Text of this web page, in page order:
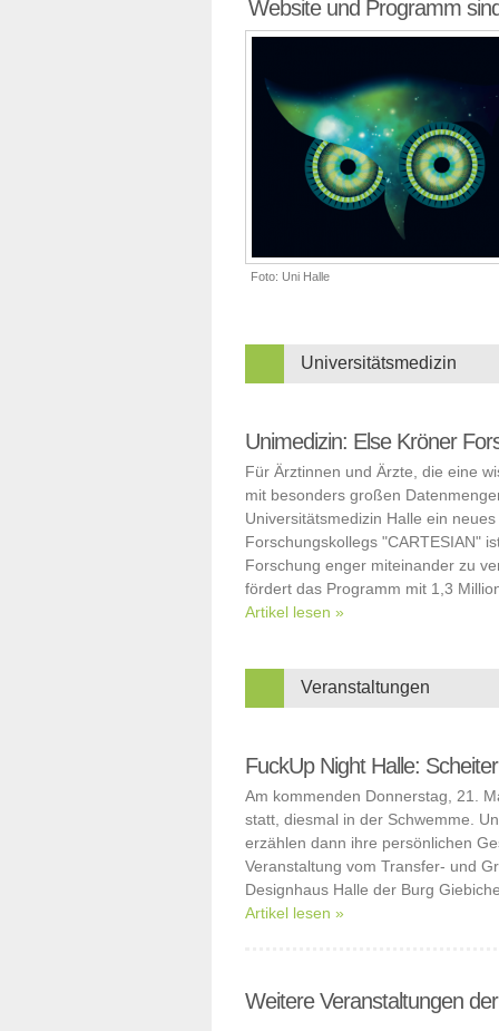
Website und Programm
Foto: Uni Halle
Universitätsmedizin
Unimedizin: Else Kröner
Für Ärztinnen und Ärzte, die eine
mit besonders großen
Universitätsmedizin Halle ein
Forschungskollegs "CARTESIAN"
Forschung enger miteinander zu
fördert das Programm mit 1,3
Artikel lesen »
Veranstaltungen
FuckUp Night Halle:
Am kommenden Donnerstag, 21.
statt, diesmal in der Schwemme.
erzählen dann ihre persönlichen
Veranstaltung vom Transfer- und
Designhaus Halle der Burg
Artikel lesen »
Weitere Veranstaltungen